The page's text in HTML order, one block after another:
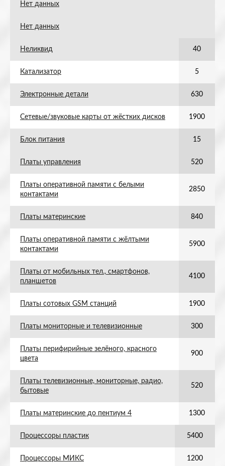
Нет данных
Нет данных
Неликвид 40
Катализатор 5
Электронные детали 630
Сетевые/звуковые карты от жёстких дисков 1900
Блок питания 15
Платы управления 520
Платы оперативной памяти с белыми
контактами
2850
Платы материнские 840
Платы оперативной памяти с жёлтыми
контактами
5900
Платы от мобильных тел., смартфонов,
планшетов
4100
Платы сотовых GSM станций 1900
Платы мониторные и телевизионные 300
Платы перифирийные зелёного, красного
цвета
900
Платы телевизионные, мониторные, радио,
бытовые
520
Платы материнские до пентиум 4 1300
Процессоры пластик 5400
Процессоры МИКС 1200